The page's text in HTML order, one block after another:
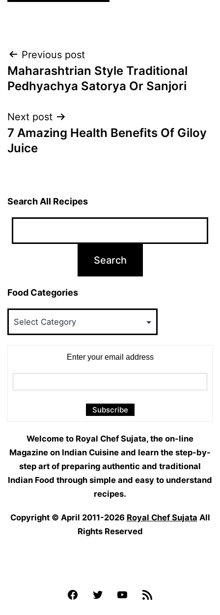
Post
navigation
Previous post
Maharashtrian Style Traditional
Pedhyachya Satorya Or Sanjori
Next post
7 Amazing Health Benefits Of Giloy
Juice
Search All Recipes
Food Categories
Enter your email address
Welcome to Royal Chef Sujata, the on-line
Magazine on Indian Cuisine and learn the step-by-
step art of preparing authentic and traditional
Indian Food through simple and easy to understand
recipes.
Copyright © April 2011-2026 Royal Chef Sujata All
Rights Reserved
FacebookTwitter YouTube